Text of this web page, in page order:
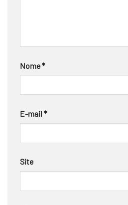
Nome*
E-mail *
Site